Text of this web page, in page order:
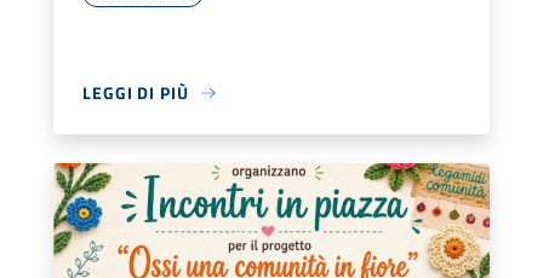
LEGGI DI PIÙ